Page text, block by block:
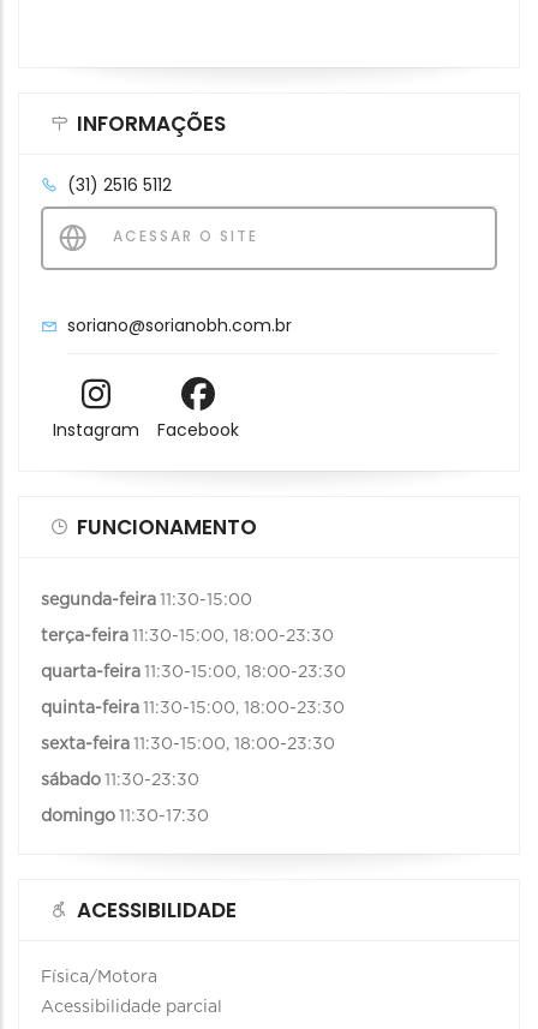
INFORMAÇÕES
(31) 2516 5112
ACESSAR O SITE
soriano@sorianobh.com.br
Instagram Facebook
FUNCIONAMENTO
segunda-feira 11:30-15:00
terça-feira 11:30-15:00, 18:00-23:30
quarta-feira 11:30-15:00, 18:00-23:30
quinta-feira 11:30-15:00, 18:00-23:30
sexta-feira 11:30-15:00, 18:00-23:30
sábado 11:30-23:30
domingo 11:30-17:30
ACESSIBILIDADE
Física/Motora
Acessibilidade parcial